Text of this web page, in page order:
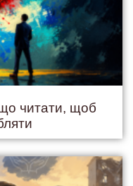
читати, щоб